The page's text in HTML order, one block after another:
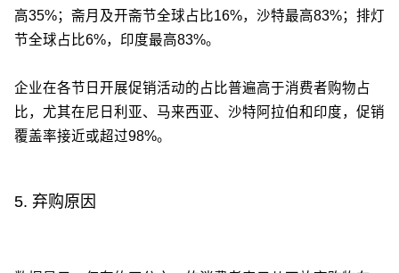
高35%；斋月及开斋节全球占比16%，沙特最高83%；排灯
节全球占比6%，印度最高83%。
企业在各节日开展促销活动的占比普遍高于消费者购物占
比，尤其在尼日利亚、马来西亚、沙特阿拉伯和印度，促销
覆盖率接近或超过98%。
5. 弃购原因